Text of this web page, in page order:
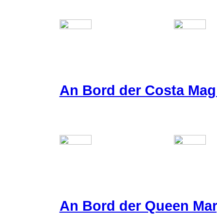
An Bord der Costa
An Bord der Queen